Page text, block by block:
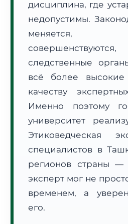
Формат учебы:
🗺️ Зона обслуживания: г. Ташкент
• Маршрут транзита: ~1 832 км
📜 Документы и аккредитация
Нажмите на документ для
дисциплина, где
недопустимы.
меняется,
следственные
всё более
качеству
Именно поэтому
университет
Этиковедческая
специалистов в
регионов страны —
эксперт мог не
временем, а
его.